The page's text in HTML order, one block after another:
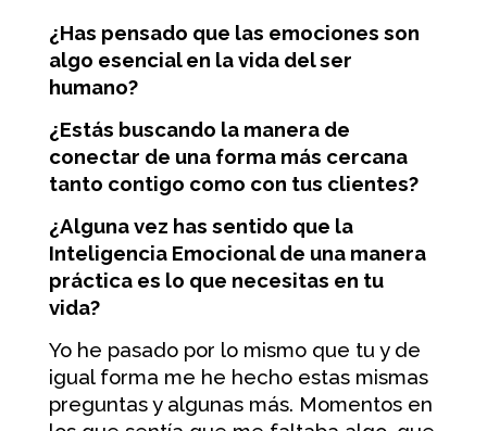
¿Has pensado que las emociones son
algo esencial en la vida del ser
humano?
¿Estás buscando la manera de
conectar de una forma más cercana
tanto contigo como con tus clientes?
¿Alguna vez has sentido que la
Inteligencia Emocional de una manera
práctica es lo que necesitas en tu
vida?
Yo he pasado por lo mismo que tu y de
igual forma me he hecho estas mismas
preguntas y algunas más. Momentos en